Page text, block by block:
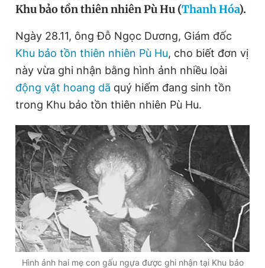
Sản phẩm khác
Tiện ích Bạn cần biết
Thông tin tòa soạn Liên hệ quảng cáo
Đọc Thanh Niên trên điện thoại
Theo dõi báo trên
Khu bảo tồn thiên nhiên Pù Hu (Thanh Hóa).
Ngày 28.11, ông Đỗ Ngọc Dương, Giám đốc
Khu bảo tồn thiên nhiên Pù Hu, cho biết đơn vị
này vừa ghi nhận bằng hình ảnh nhiều loài
động vật hoang dã quý hiếm đang sinh tồn
trong Khu bảo tồn thiên nhiên Pù Hu.
Hình ảnh hai mẹ con gấu ngựa được ghi nhận tại Khu bảo